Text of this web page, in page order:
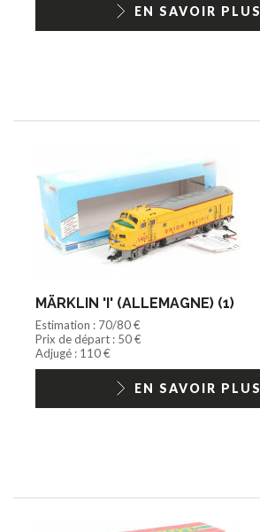
EN SAVOIR PLUS
MÄRKLIN 'I' (ALLEMAGNE) (1)
Estimation : 70/80 €
Prix de départ : 50 €
Adjugé : 110 €
EN SAVOIR PLUS